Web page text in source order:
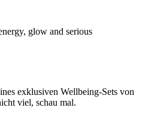
exklusiven Wellbeing-Sets von
viel, schau mal.